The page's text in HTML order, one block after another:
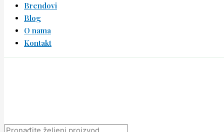
Brendovi
Blog
O nama
Kontakt